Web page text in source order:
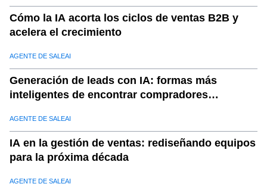
Cómo la IA acorta los ciclos de ventas B2B y
acelera el crecimiento
AGENTE DE SALEAI
Generación de leads con IA: formas más
inteligentes de encontrar compradores
AGENTE DE SALEAI
IA en la gestión de ventas: rediseñando equipos
para la próxima década
AGENTE DE SALEAI